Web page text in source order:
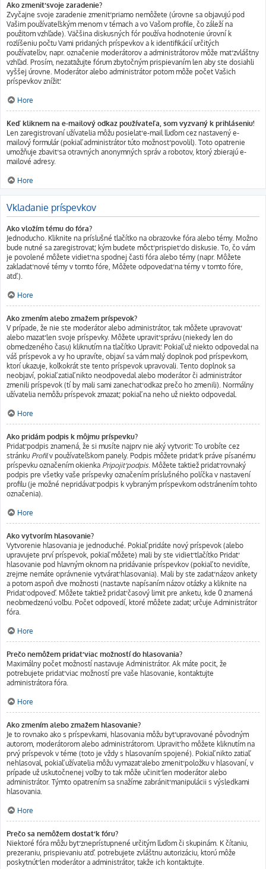
Ako zmeniť svoje zaradenie?
Zvyčajne svoje zaradenie zmeniť priamo nemôžete (úrovne sa objavujú pod
Vašim používateľským menom v témach a vo Vašom profile, čo záleží na
použitom vzhľade). Väčšina diskusných fór používa hodnotenie úrovní k
rozlíšeniu počtu Vami pridaných príspevkov a k identifikácií určitých
používateľov, napr. označenie moderátorov a administrátorov môže mať zvláštny
vzhľad. Prosím, nezaťažujte fórum zbytočným prispievaním len aby ste dosiahli
vyššej úrovne. Moderátor alebo administrátor potom môže počet Vašich
príspevkov znížiť.
Hore
Keď kliknem na e-mailový odkaz používateľa, som vyzvaný k prihláseniu!
Len zaregistrovaní užívatelia môžu posielať e-mail ľuďom cez nastavený e-
mailový formulár (pokiaľ administrátor túto možnosť povolil). Toto opatrenie
umožňuje zbaviť sa otravných anonymných správ a robotov, ktorý zbierajú e-
mailové adresy.
Hore
Vkladanie príspevkov
Ako vložím tému do fóra?
Jednoducho. Kliknite na príslušné tlačítko na obrazovke fóra alebo témy. Možno
bude nutné sa zaregistrovať, kým budete môcť prispieť do diskusie. To, čo vám
je povolené môžete vidieť na spodnej časti fóra alebo témy (napr. Môžete
zakladať nové témy v tomto fóre, Môžete odpovedať na témy v tomto fóre,
atď.).
Hore
Ako zmením alebo zmažem príspevok?
V prípade, že nie ste moderátor alebo administrátor, tak môžete upravovať
alebo mazať len svoje príspevky. Môžete upraviť správu (niekedy len do
obmedzeného času) kliknutím na tlačítko Upraviť. Pokiaľ už niekto odpovedal na
váš príspevok a vy ho upravíte, objaví sa vám malý doplnok pod príspevkom,
ktorí ukazuje, koľkokrát ste tento príspevok upravovali. Tento doplnok sa
neobjaví, pokiaľ zatiaľ nikto neodpovedal alebo moderátor či administrátor
zmenili príspevok (tí by mali sami zanechať odkaz prečo ho zmenili). Normálny
užívatelia nemôžu príspevok zmazať, pokiaľ na neho už niekto odpovedal.
Hore
Ako pridám podpis k môjmu príspevku?
Pridať podpis znamená, že si musíte najprv nie aký vytvoriť. To urobíte cez
stránku Profilv používateľskom panely. Podpis môžete pridať k práve písanému
príspevku označením okienka Pripojiť podpis. Môžete taktiež pridať rovnaký
podpis pre všetky vaše príspevky označením príslušného políčka v nastavení
profilu (je možné nepridávať podpis k vybraným príspevkom odstránením tohto
označenia).
Hore
Ako vytvorím hlasovanie?
Vytvorenie hlasovania je jednoduché. Pokiaľ pridáte nový príspevok (alebo
upravujete prví príspevok, pokiaľ môžete) mali by ste vidieť tlačítko Pridať
hlasovanie pod hlavným oknom na pridávanie príspevkov (pokiaľ to nevidíte,
zrejme nemáte oprávnenie vytvárať hlasovania). Mali by ste zadať názov ankety
a potom aspoň dve možnosti (nastavte napísaním názov otázky a kliknite na
Pridať odpoveď. Môžete taktiež pridať časový limit pre anketu, kde 0 znamená
neobmedzenú voľbu. Počet odpovedí, ktoré môžete zadať, určuje Administrátor
fóra.
Hore
Prečo nemôžem pridať viac možností do hlasovania?
Maximálny počet možností nastavuje Administrátor. Ak máte pocit, že
potrebujete pridať viac možností pre vaše hlasovanie, kontaktujte
administrátora fóra.
Hore
Ako zmením alebo zmažem hlasovanie?
Je to rovnako ako s príspevkami, hlasovania môžu byť upravované pôvodným
autorom, moderátorom alebo administrátorom. Upraviť ho môžete kliknutím na
prvý príspevok v téme (toto je vždy s hlasovaním spojené). Pokiaľ nikto zatiaľ
nehlasoval, pokiaľ užívatelia môžu vymazať alebo zmeniť položku v hlasovaní, v
prípade už uskutočnenej voľby to tak môže učiniť len moderátor alebo
administrátor. Týmto opatrením sa snažíme zabrániť manipulácii s výsledkami
hlasovania.
Hore
Prečo sa nemôžem dostať k fóru?
Niektoré fóra môžu byť zneprístupnené určitým ľuďom či skupinám. K čítaniu,
prezeraniu, prispievaniu atď. potrebujete zvláštnu autorizáciu, ktorú môže
poskytnúť len moderátor a administrátor, takže ich kontaktujte.